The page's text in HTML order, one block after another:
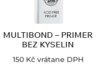
MULTIBOND – PRIMER
BEZ KYSELIN
150 Kč vrátane DPH